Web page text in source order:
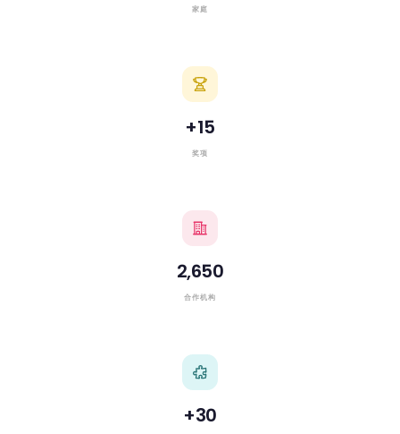
家庭
+15
奖项
2,650
合作机构
+30